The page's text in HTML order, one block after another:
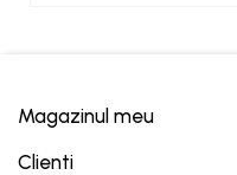
Magazinul meu
Clienti